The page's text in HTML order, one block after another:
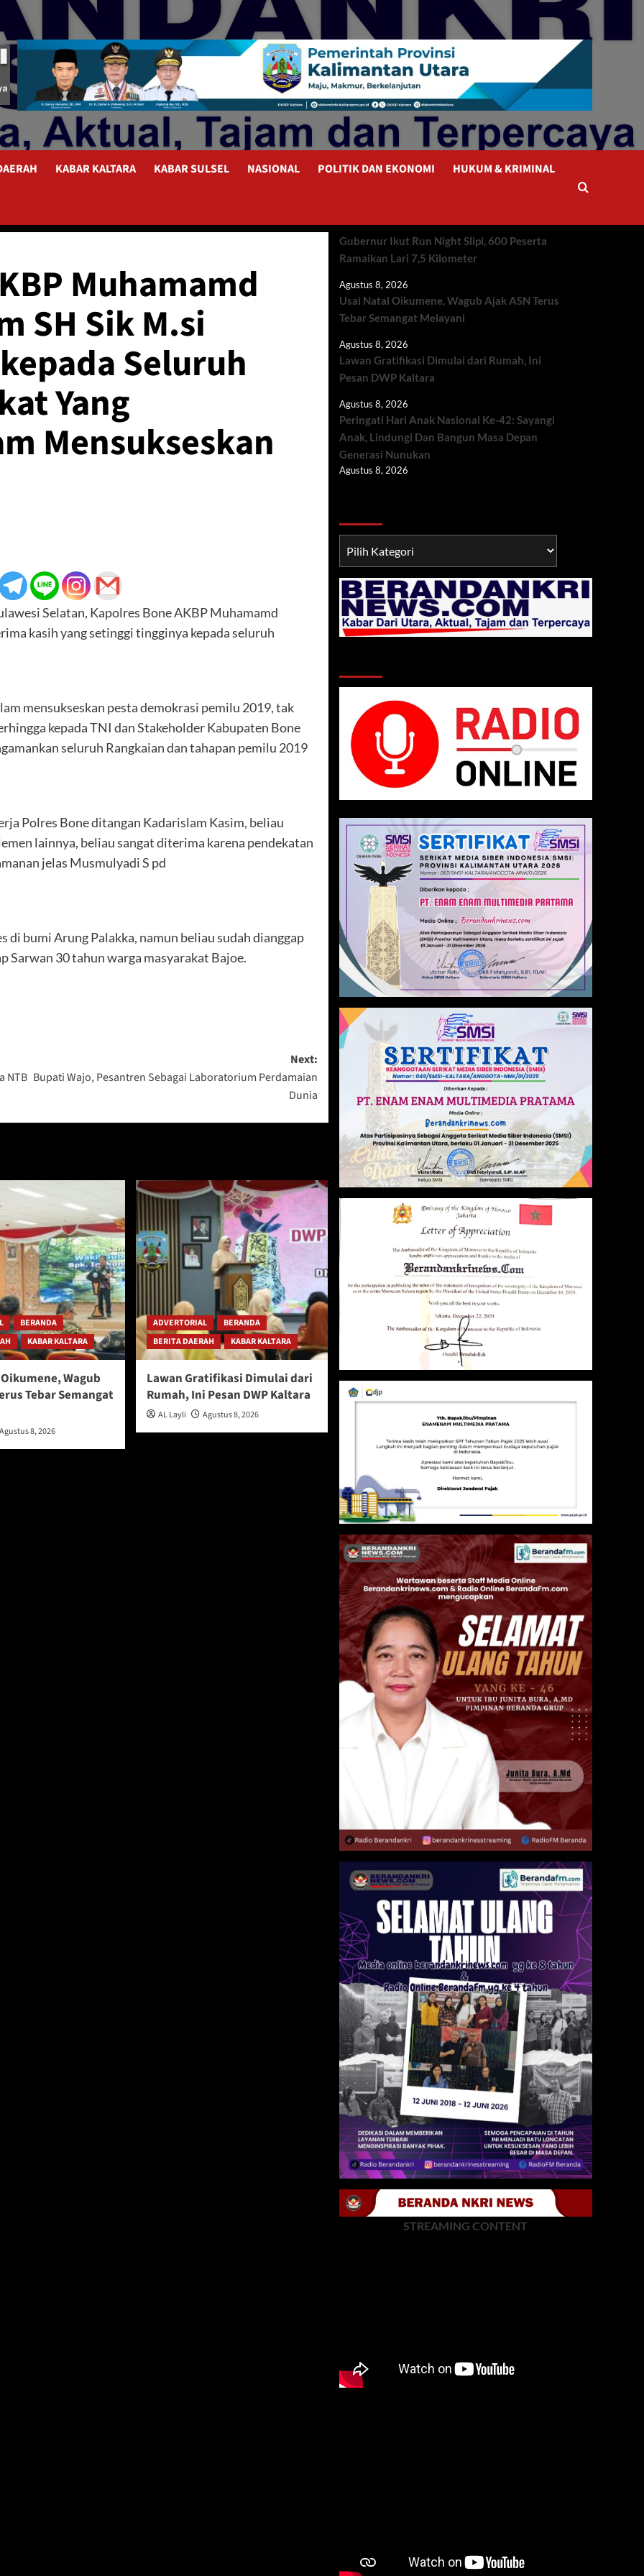
KABAR KALTARA KABAR SULSEL NASIONAL POLITIK DAN EKONOMI HUKUM & KRIMINAL
Muhamamd
SH Sik M.si
Seluruh
Yang
Mensukseskan
Selatan, Kapolres Bone AKBP Muhamamd
kasih yang setinggi tingginya kepada seluruh
mensukseskan pesta demokrasi pemilu 2019, tak
kepada TNI dan Stakeholder Kabupaten Bone
seluruh Rangkaian dan tahapan pemilu 2019
Polres Bone ditangan Kadarislam Kasim, beliau
lainnya, beliau sangat diterima karena pendekatan
jelas Musmulyadi S pd
di bumi Arung Palakka, namun beliau sudah dianggap
Sarwan 30 tahun warga masyarakat Bajoe.
NTB
Next:
Bupati Wajo, Pesantren Sebagai Laboratorium Perdamaian
Dunia
BERANDA
KABAR KALTARA
Wagub
Tebar Semangat
Agustus 8, 2026
ADVERTORIAL
BERANDA
BERITA DAERAH
KABAR KALTARA
Lawan Gratifikasi Dimulai dari
Rumah, Ini Pesan DWP Kaltara
AL Layli Agustus 8, 2026
Gubernur Ikut Run Night Slipi, 600 Peserta
Ramaikan Lari 7,5 Kilometer
Agustus 8, 2026
Usai Natal Oikumene, Wagub Ajak ASN Terus
Tebar Semangat Melayani
Agustus 8, 2026
Lawan Gratifikasi Dimulai dari Rumah, Ini
Pesan DWP Kaltara
Agustus 8, 2026
Peringati Hari Anak Nasional Ke-42: Sayangi
Anak, Lindungi Dan Bangun Masa Depan
Generasi Nunukan
Agustus 8, 2026
TNI/POLRI
STREAMING CONTENT